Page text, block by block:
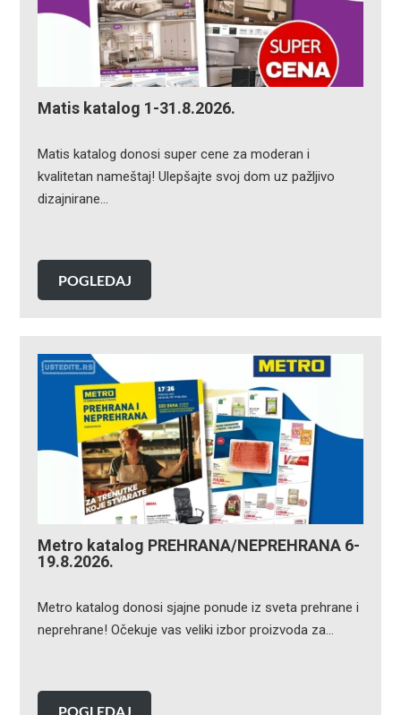
Matis katalog 1-31.8.2026.
Matis katalog donosi super cene za moderan i
kvalitetan nameštaj! Ulepšajte svoj dom uz pažljivo
dizajnirane…
POGLEDAJ
Metro katalog PREHRANA/NEPREHRANA 6-
19.8.2026.
Metro katalog donosi sjajne ponude iz sveta prehrane i
neprehrane! Očekuje vas veliki izbor proizvoda za…
POGLEDAJ